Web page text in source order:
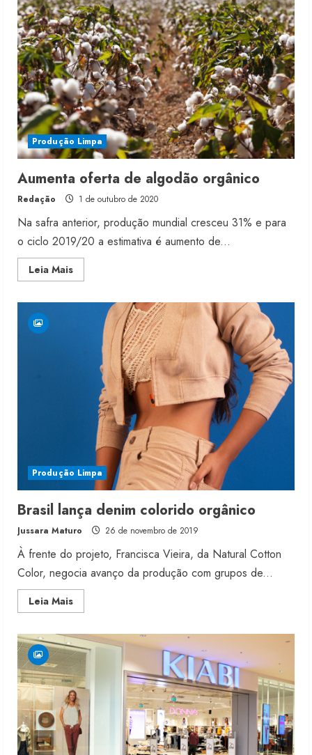
em
têxteis
Produção Limpa
Aumenta oferta de algodão orgânico
Redação 1 de outubro de 2020
Na safra anterior, produção mundial cresceu 31% e para
o ciclo 2019/20 a estimativa é aumento de...
Leia MaisRead
more
algodão
orgânico
Produção Limpa
Brasil lança denim colorido orgânico
Jussara Maturo 26 de novembro de 2019
À frente do projeto, Francisca Vieira, da Natural Cotton
Color, negocia avanço da produção com grupos de...
Leia MaisRead
more
lança
denim
orgânico